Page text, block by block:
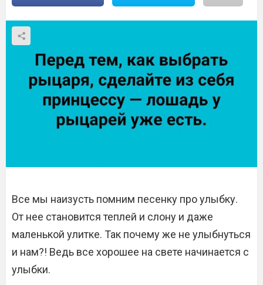
Все мы наизусть помним песенку про улыбку.
От нее становится теплей и слону и даже
маленькой улитке. Так почему же не улыбнуться
и нам?! Ведь все хорошее на свете начинается с
улыбки.